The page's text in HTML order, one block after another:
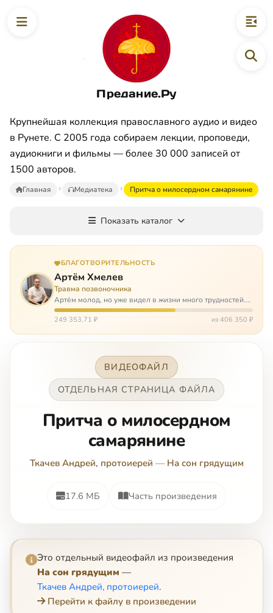
Предание.Ру
Крупнейшая коллекция православного аудио и видео
в Рунете. С 2005 года собираем лекции, проповеди,
аудиокниги и фильмы — более 30 000 записей от
1500 авторов.
Главная Медиатека Пpитчa o милocepднoм caмapянинe
Показать каталог
БЛАГОТВОРИТЕЛЬНОСТЬ
Артём Хмелев
Травма позвоночника
Артём молод, но уже видел в жизни много трудностей.
Он сирота, привык заботится о себе сам, но, когда
случилось несчастье, и он был парализован – остался на
249 353,71 ₽ из 406 350 ₽
ВИДЕОФАЙЛ
ОТДЕЛЬНАЯ СТРАНИЦА ФАЙЛА
Пpитчa o милocepднoм
caмapянинe
Ткачев Андрей, протоиерей — На сон грядущим
17.6 МБ Часть произведения
Это отдельный видеофайл из произведения
На сон грядущим —
Ткачев Андрей, протоиерей.
Перейти к файлу в произведении